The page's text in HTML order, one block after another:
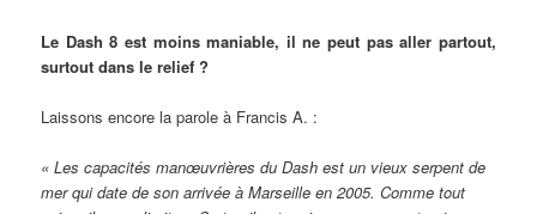
Le Dash 8 est moins maniable, il ne peut pas aller partout,
surtout dans le relief ?
Laissons encore la parole à Francis A. :
« Les capacités manœuvrières du Dash est un vieux serpent de
mer qui date de son arrivée à Marseille en 2005. Comme tout